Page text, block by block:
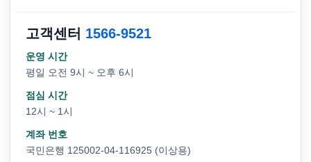
고객센터 1566-9521
운영 시간
평일 오전 9시 ~ 오후 6시
점심 시간
12시 ~ 1시
계좌 번호
국민은행 125002-04-116925 (이상용)